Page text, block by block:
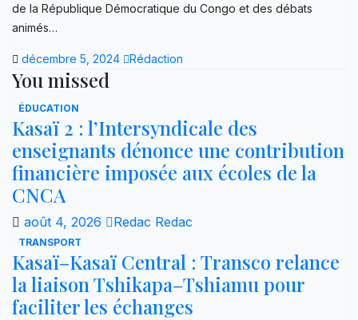
de la République Démocratique du Congo et des débats
animés…
décembre 5, 2024 Rédaction
You missed
ÉDUCATION
Kasaï 2 : l’Intersyndicale des
enseignants dénonce une contribution
financière imposée aux écoles de la
CNCA
août 4, 2026 Redac Redac
TRANSPORT
Kasaï–Kasaï Central : Transco relance
la liaison Tshikapa–Tshiamu pour
faciliter les échanges